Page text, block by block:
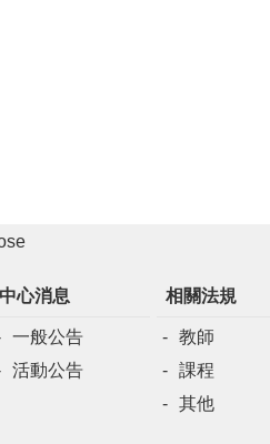
中心消息
一般公告
活動公告
相關法規
教師
課程
其他